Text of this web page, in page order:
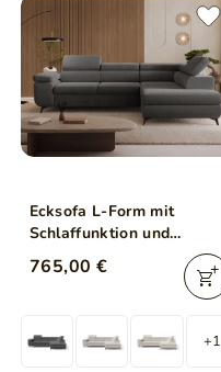
Ecksofa L-Form mit
Schlaffunktion und
Bettkasten Argon Rechts
Dunkelgrau
765,00 €
+1